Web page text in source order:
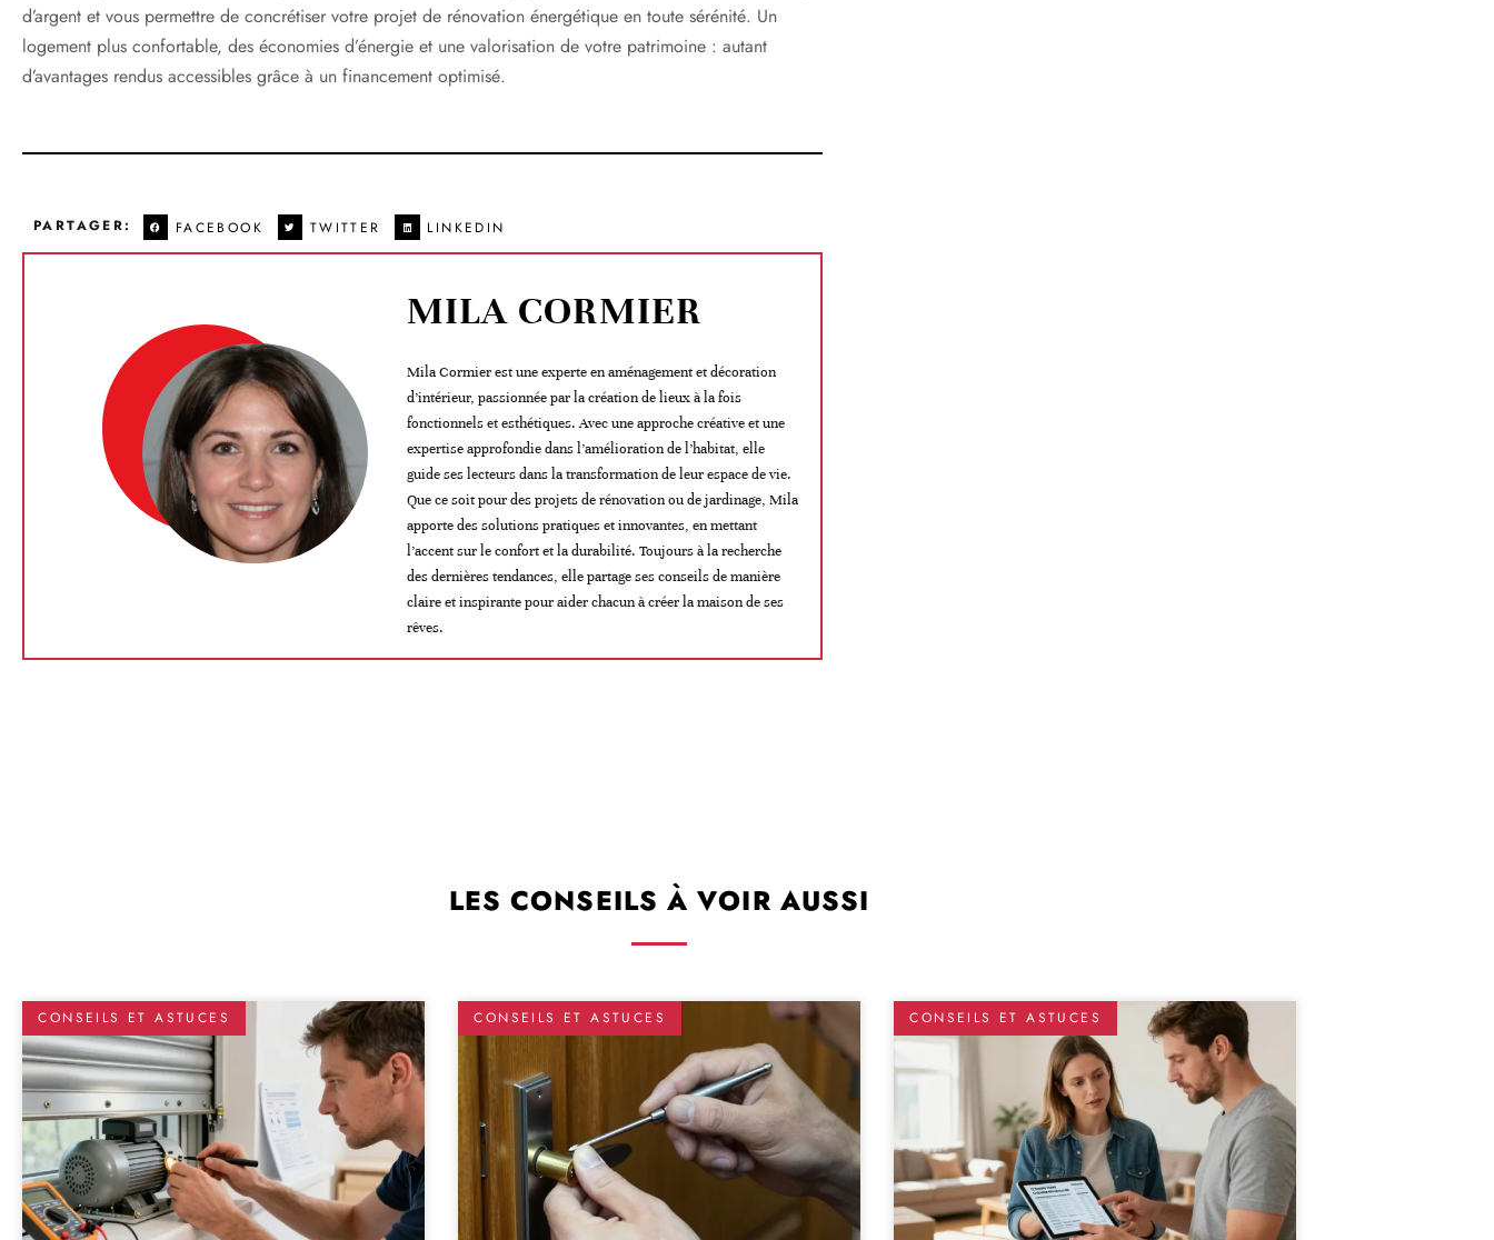
d’argent et vous permettre de concrétiser votre projet de rénovation énergétique en toute sérénité. Un
logement plus confortable, des économies d’énergie et une valorisation de votre patrimoine : autant
d’avantages rendus accessibles grâce à un financement optimisé.
PARTAGER: FACEBOOK TWITTER LINKEDIN
MILA CORMIER
Mila Cormier est une experte en aménagement et décoration
d’intérieur, passionnée par la création de lieux à la fois
fonctionnels et esthétiques. Avec une approche créative et une
expertise approfondie dans l’amélioration de l’habitat, elle
guide ses lecteurs dans la transformation de leur espace de vie.
Que ce soit pour des projets de rénovation ou de jardinage, Mila
apporte des solutions pratiques et innovantes, en mettant
l’accent sur le confort et la durabilité. Toujours à la recherche
des dernières tendances, elle partage ses conseils de manière
claire et inspirante pour aider chacun à créer la maison de ses
rêves.
LES CONSEILS À VOIR AUSSI
CONSEILS ET ASTUCES CONSEILS ET ASTUCES CONSEILS ET ASTUCES